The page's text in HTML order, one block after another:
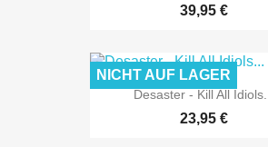
39,95 €
Desaster - Kill All Idiols...
23,95 €
NICHT AUF LAGER